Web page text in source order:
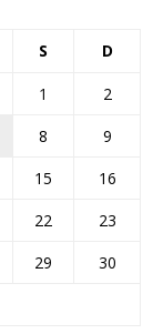
S D
1
2
8
9
15
16
22
23
29
30